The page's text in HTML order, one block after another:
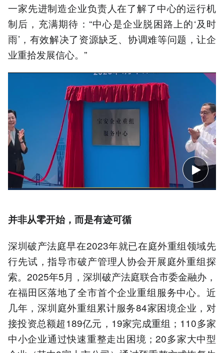
一家先进制造企业负责人在了解了中心的运行机
制后，充满期待：“中心是企业脱困路上的‘及时
雨’，有效解决了资源缺乏、协调难等问题，让企
业重拾发展信心。”
并非从零开始，而是有迹可循
深圳破产法庭早在2023年就已在庭外重组领域先
行先试，指导市破产管理人协会开展庭外重组探
索。2025年5月，深圳破产法庭联合市委金融办，
在福田区落地了全市首个企业重组服务中心。近
几年，深圳庭外重组累计服务84家困境企业，对
接投资总额超189亿元，19家完成重组；110多家
中小企业通过快速重整走出困境；20多家大中型